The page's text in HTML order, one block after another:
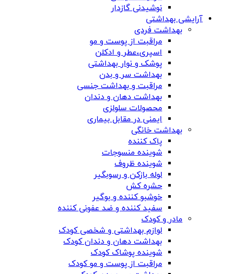
نوشیدنی گازدار
آرایشی بهداشتی
بهداشت فردی
مراقبت از پوست و مو
اسپری،عطر و ادکلن
پوشک و نوار بهداشتی
بهداشت سر و بدن
مراقبت و بهداشت جنسی
بهداشت دهان و دندان
محصولات سلولزی
ایمنی در مقابل بیماری
بهداشت خانگی
پاک کننده
شوینده منسوجات
شوینده ظروف
لوله بازکن و رسوبگیر
حشره کش
خوشبو کننده و بوگیر
سفید کننده و ضد عفونی کننده
مادر و کودک
لوازم بهداشتی و شخصی کودک
بهداشت دهان و دندان کودک
شوینده پوشاک کودک
مراقبت از پوست و مو کودک